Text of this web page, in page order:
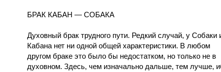
БРАК КАБАН — СОБАКА
Духовный брак трудного пути. Редкий случай, у Собаки
Кабана нет ни одной общей характеристики. В любом
другом браке это было бы недостатком, но только не в
духовном. Здесь, чем изначально дальше, тем лучше,